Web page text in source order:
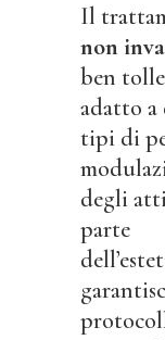
Il
non
ben
adatto a
tipi di
degli
parte